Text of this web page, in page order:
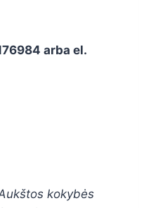
arba el.
kokybės